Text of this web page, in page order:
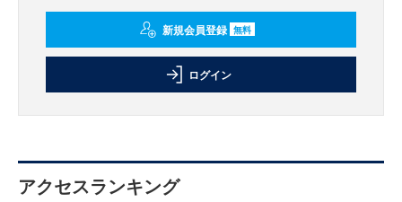
新規会員登録 無料
ログイン
アクセスランキング